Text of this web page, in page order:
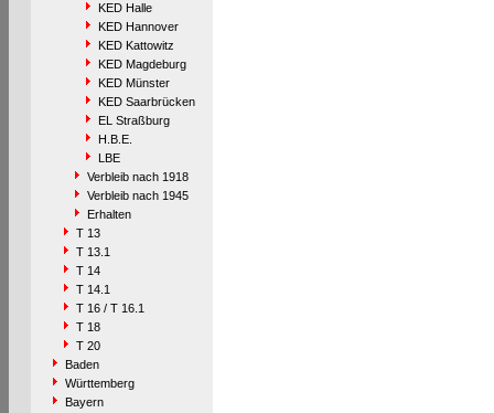
KED Halle
KED Hannover
KED Kattowitz
KED Magdeburg
KED Münster
KED Saarbrücken
EL Straßburg
H.B.E.
LBE
Verbleib nach 1918
Verbleib nach 1945
Erhalten
T 13
T 13.1
T 14
T 14.1
T 16 / T 16.1
T 18
T 20
Baden
Württemberg
Bayern